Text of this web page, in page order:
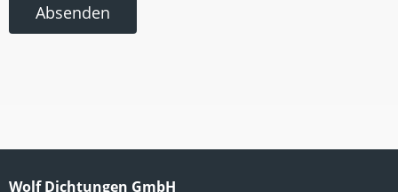
Absenden
Wolf Dichtungen GmbH